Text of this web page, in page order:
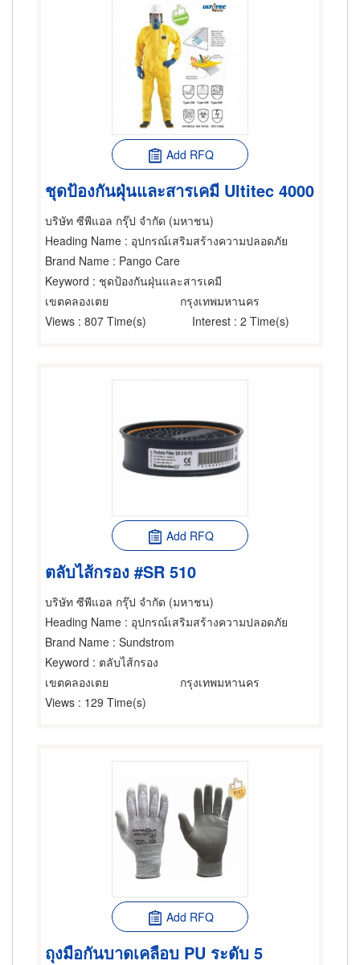
Add RFQ
ชุดป้องกันฝุ่นและสารเคมี Ultitec 4000
บริษัท ซีพีแอล กรุ๊ป จำกัด (มหาชน)
Heading Name : อุปกรณ์เสริมสร้างความปลอดภัย
Brand Name : Pango Care
Keyword : ชุดป้องกันฝุ่นและสารเคมี
เขตคลองเตย
กรุงเทพมหานคร
Views : 807 Time(s) Interest : 2 Time(s)
Add RFQ
ตลับไส้กรอง #SR 510
บริษัท ซีพีแอล กรุ๊ป จำกัด (มหาชน)
Heading Name : อุปกรณ์เสริมสร้างความปลอดภัย
Brand Name : Sundstrom
Keyword : ตลับไส้กรอง
เขตคลองเตย
กรุงเทพมหานคร
Views : 129 Time(s)
Add RFQ
ถุงมือกันบาดเคลือบ PU ระดับ 5